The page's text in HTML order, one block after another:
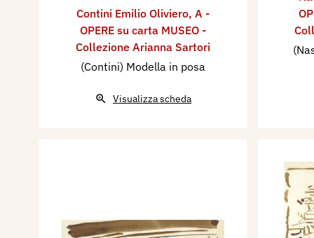
Contini Emilio Oliviero, A -
OPERE su carta MUSEO -
Collezione Arianna Sartori
(Contini) Modella in posa
Visualizza scheda